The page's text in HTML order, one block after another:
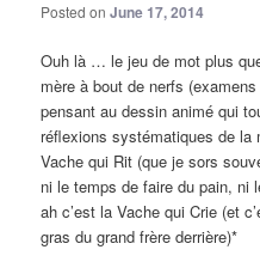
Posted onJune 17, 2014
Ouh là … le jeu de mot plus
mère à bout de nerfs
pensant au dessin animé qui
réflexions systématiques de
Vache qui Rit (que je sors
ni le temps de faire du pain,
ah c’est la Vache qui Crie (et
gras du grand frère derrière)*